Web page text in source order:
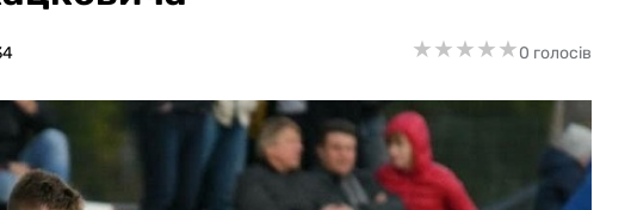
★★★★★
★★★★★0 голосів